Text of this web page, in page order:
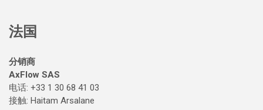
法国
分销商
AxFlow SAS
电话: +33 1 30 68 41 03
接触: Haitam Arsalane